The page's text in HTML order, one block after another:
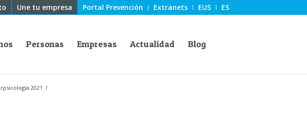
Une tu empresa Portal Prevención Extranets EUS ES
Personas Empresas Actualidad Blog
2021 /